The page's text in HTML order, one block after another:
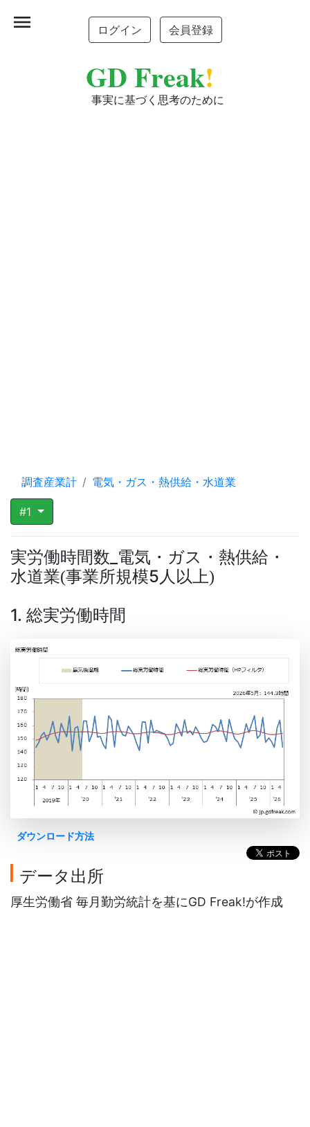
ログイン 会員登録
GD Freak!
事実に基づく思考のために
menu
調査産業計 電気・ガス・熱供給・水道業
#1
実労働時間数_電気・ガス・熱供給・
水道業(事業所規模5人以上)
1. 総実労働時間
ダウンロード方法
データ出所
厚生労働省 毎月勤労統計を基にGD Freak!が作成